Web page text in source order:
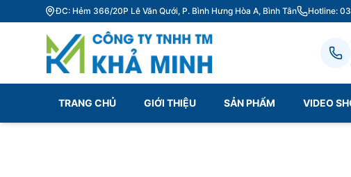
ĐC: Hẻm 366/20P Lê Văn Qưới, P. Bình Hưng Hòa A, Bình Tân Hotline:
TRANG CHỦ GIỚI THIỆU SẢN PHẨM VIDEO